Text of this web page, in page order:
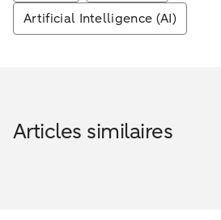
Artificial Intelligence (AI)
Articles similaires